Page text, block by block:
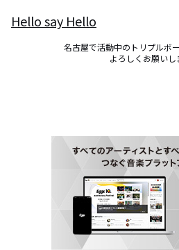
Hello say Hello
名古屋で活動中のトリプルボ
よろしくお願いし